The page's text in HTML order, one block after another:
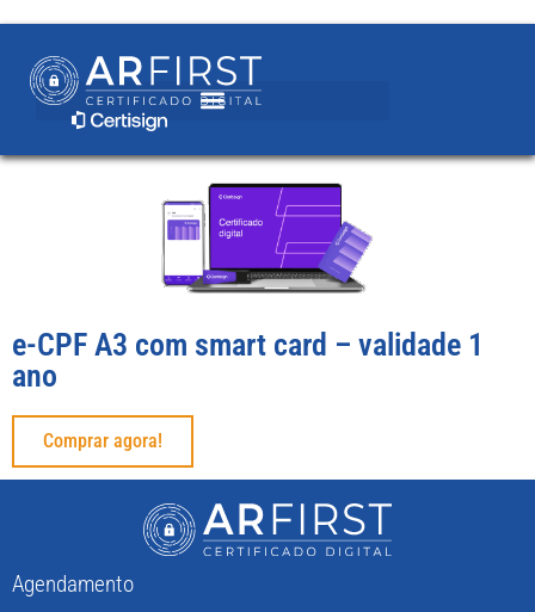
e-CPF A3 com smart card – validade 1
ano
Comprar agora!
Agendamento